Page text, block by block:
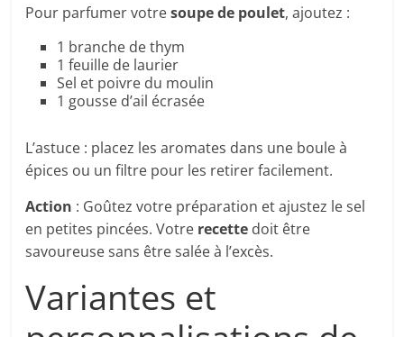
Pour parfumer votresoupe de poulet, ajoutez :
1 branche de thym
1 feuille de laurier
Sel et poivre du moulin
1 gousse d’ail écrasée
L’astuce : placez les aromates dans une boule à
épices ou un filtre pour les retirer facilement.
Action : Goûtez votre préparation et ajustez le sel
en petites pincées. Votre recette doit être
savoureuse sans être salée à l’excès.
Variantes et